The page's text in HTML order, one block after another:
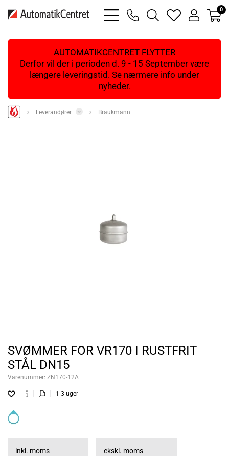
bars
light
phone
magnifying
glass
heart
light
user
light
0
AUTOMATIKCENTRET FLYTTER
Derfor vil der i perioden d. 9 - 15 September være
længere leveringstid. Se nærmere info under
nyheder.
Leverandører Braukmann
SVØMMER FOR VR170 I RUSTFRIT
STÅL DN15
Varenummer: ZN170-12A
1-3 uger
inkl. moms ekskl. moms